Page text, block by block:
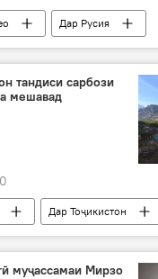
Дар Русия
Рига
тандиси сарбози
мешавад
Дар Тоҷикистон
ҷанг
бунёди тандис
ВМКБмуҷассамаи Мирзо